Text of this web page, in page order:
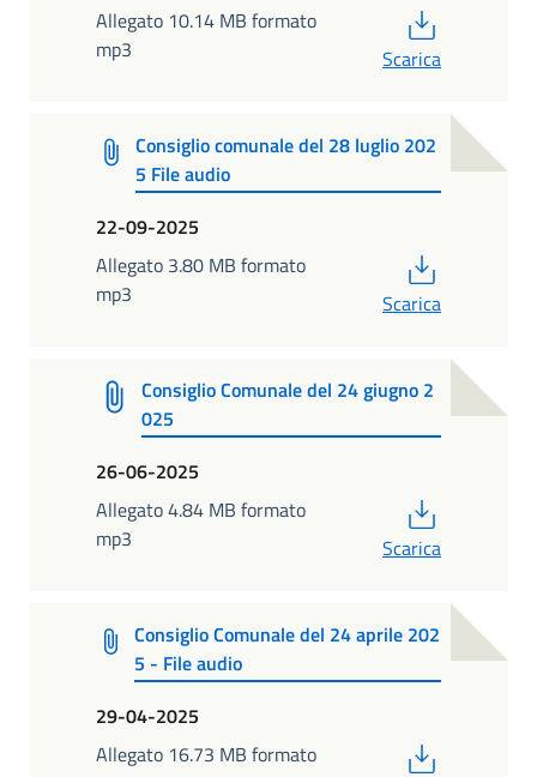
Allegato 10.14 MB formato
mp3
Scarica
Consiglio comunale del 28 luglio 202
5 File audio
22-09-2025
Allegato 3.80 MB formato
mp3
Scarica
Consiglio Comunale del 24 giugno 2
025
26-06-2025
Allegato 4.84 MB formato
mp3
Scarica
Consiglio Comunale del 24 aprile 202
5 - File audio
29-04-2025
Allegato 16.73 MB formato